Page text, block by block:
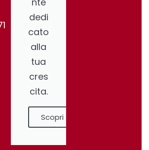
dedi
cato
alla
tua
cres
cita.
Scopri